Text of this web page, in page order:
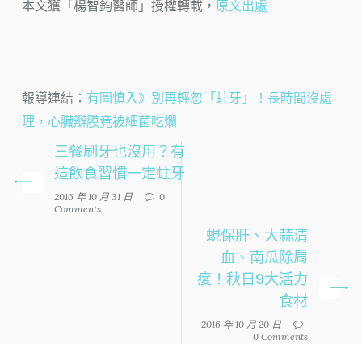
本文獲「楊智鈞醫師」授權轉載， 原文出處
報導連結： 有圖慎入》別再輕忽「蛀牙」！長時間沒處
理，心臟瓣膜竟被細菌吃爛
三餐刷牙也沒用？有
這飲食習慣一定蛀牙
2016 年 10 月 31 日
0
Comments
蜆保肝、大蒜清
血、南瓜除肩
痠！秋日9大活力
食材
2016 年 10 月 20 日
0 Comments